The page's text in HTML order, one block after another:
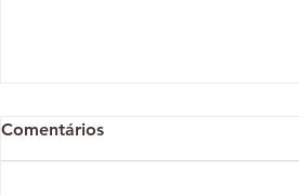
Comentários